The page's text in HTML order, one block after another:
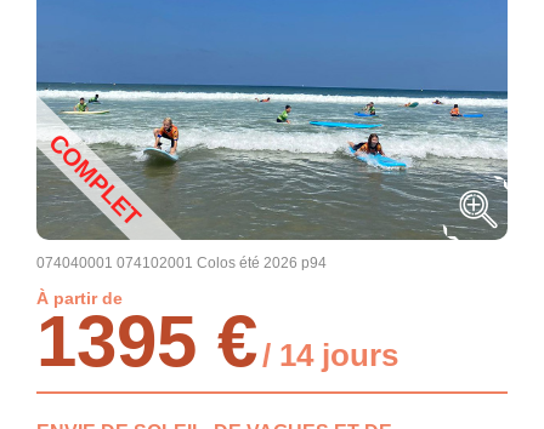
COMPLET
074040001 074102001 Colos été 2026 p94
À partir de
1395 €/ 14 jours